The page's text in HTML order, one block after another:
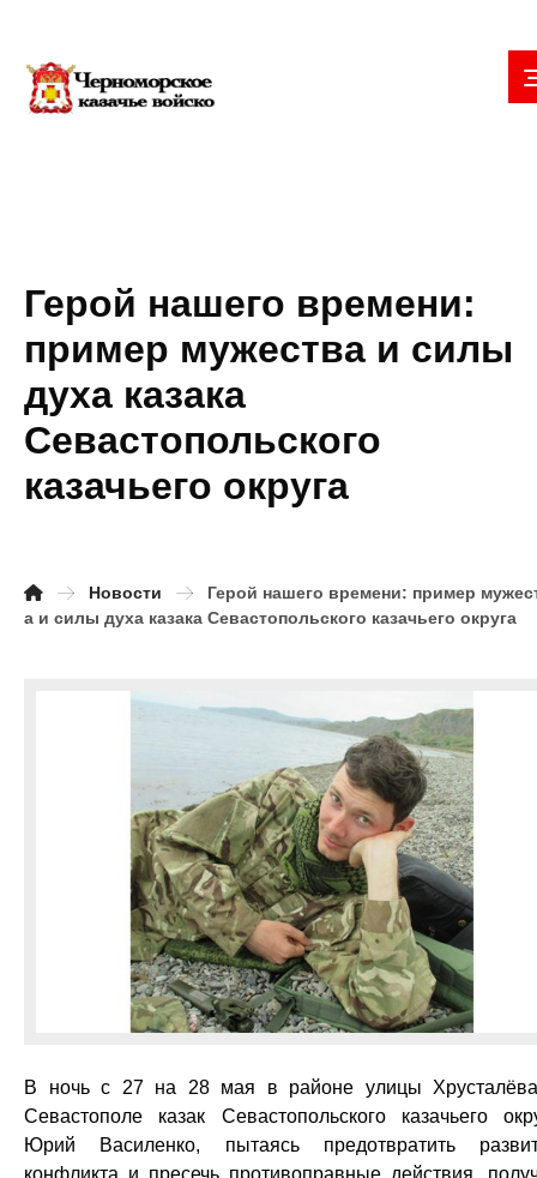
Герой нашего времени:
пример мужества и силы
духа казака
Севастопольского
казачьего округа
Новости
Герой нашего времени: пример
а и силы духа казака Севастопольского казачьего округа
В ночь с 27 на 28 мая в районе улицы
Севастополе казак Севастопольского казачьего
Юрий Василенко, пытаясь предотвратить
конфликта и пресечь противоправные действия,